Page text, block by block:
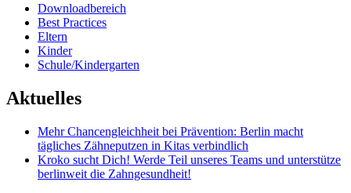
Downloadbereich
Best Practices
Eltern
Kinder
Schule/Kindergarten
Aktuelles
Mehr Chancengleichheit bei Prävention: Berlin macht
tägliches Zähneputzen in Kitas verbindlich
Kroko sucht Dich! Werde Teil unseres Teams und unterstütze
berlinweit die Zahngesundheit!